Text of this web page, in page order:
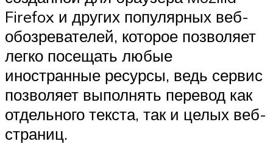
Firefox и других популярных веб-
обозревателей, которое позволяет
легко посещать любые
иностранные ресурсы, ведь сервис
позволяет выполнять перевод как
отдельного текста, так и целых веб-
страниц.